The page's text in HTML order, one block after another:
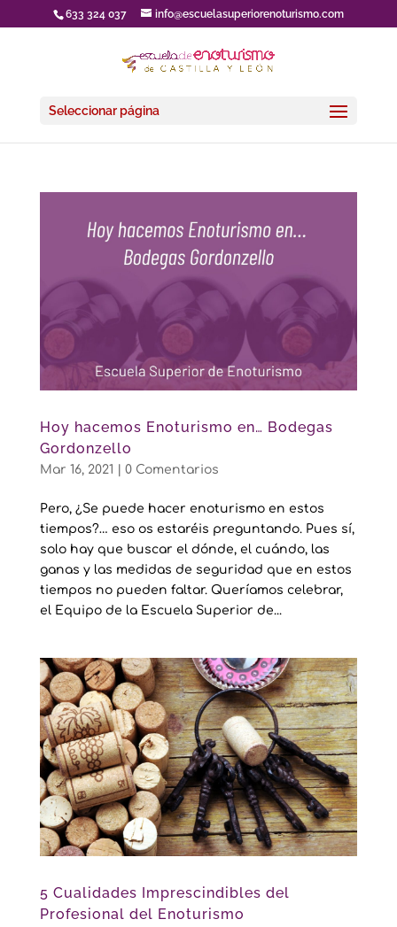
633 324 037 info@escuelasuperiorenoturismo.com
Seleccionar página
Hoy hacemos Enoturismo en… Bodegas
Gordonzello
Mar 16, 2021 0 Comentarios
Pero, ¿Se puede hacer enoturismo en estos
tiempos?… eso os estaréis preguntando. Pues sí,
solo hay que buscar el dónde, el cuándo, las
ganas y las medidas de seguridad que en estos
tiempos no pueden faltar. Queríamos celebrar,
el Equipo de la Escuela Superior de...
5 Cualidades Imprescindibles del
Profesional del Enoturismo